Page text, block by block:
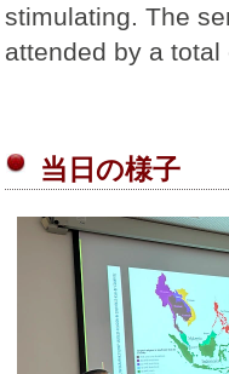
stimulating. The
attended by a
当日の様子